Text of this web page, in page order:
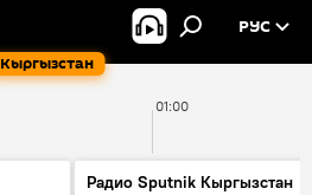
Кыргызстан
РУС
01:00
Радио Sputnik Кыргызстан